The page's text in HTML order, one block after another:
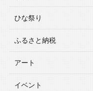
ひな祭り
ふるさと納税
アート
イベント